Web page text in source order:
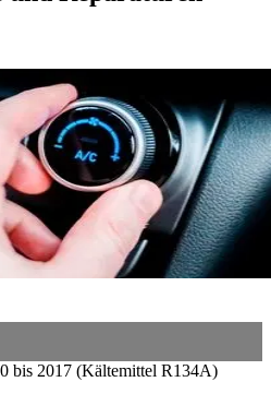
bis 2017 (Kältemittel R134A)